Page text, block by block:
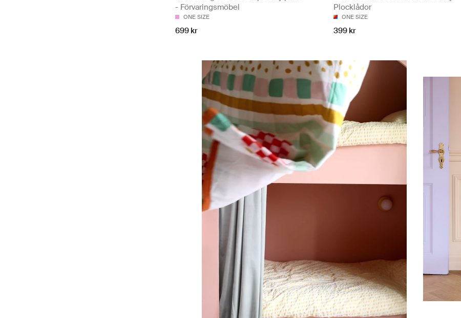
- Förvaringsmöbel
ONE SIZE
699 kr
Plocklådor
ONE SIZE
399 kr